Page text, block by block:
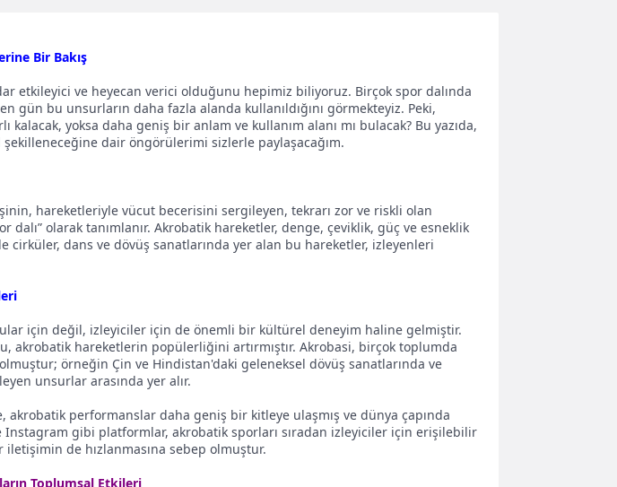
Bir Bakış
etkileyici ve heyecan verici olduğunu hepimiz biliyoruz. Birçok spor dalında
gün bu unsurların daha fazla alanda kullanıldığını görmekteyiz. Peki,
kalacak, yoksa daha geniş bir anlam ve kullanım alanı mı bulacak? Bu yazıda,
dair öngörülerimi sizlerle paylaşacağım.
hareketleriyle vücut becerisini sergileyen, tekrarı zor ve riskli olan
olarak tanımlanır. Akrobatik hareketler, denge, çeviklik, güç ve esneklik
cirküler, dans ve dövüş sanatlarında yer alan bu hareketler, izleyenleri
için değil, izleyiciler için de önemli bir kültürel deneyim haline gelmiştir.
akrobatik hareketlerin popülerliğini artırmıştır. Akrobasi, birçok toplumda
örneğin Çin ve Hindistan'daki geleneksel dövüş sanatlarında ve
unsurlar arasında yer alır.
akrobatik performanslar daha geniş bir kitleye ulaşmış ve dünya çapında
Instagram gibi platformlar, akrobatik sporları sıradan izleyiciler için erişilebilir
iletişimin de hızlanmasına sebep olmuştur.
Toplumsal Etkileri